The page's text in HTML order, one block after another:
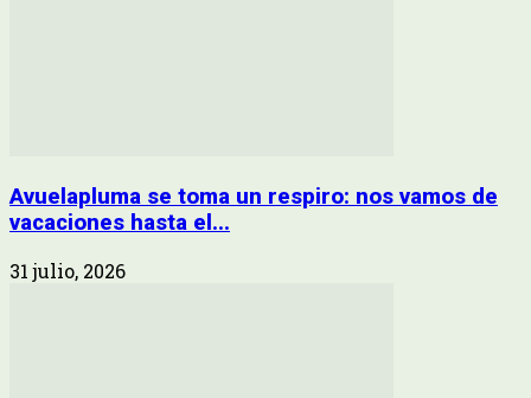
Avuelapluma se toma un respiro: nos vamos de
vacaciones hasta el...
31 julio, 2026